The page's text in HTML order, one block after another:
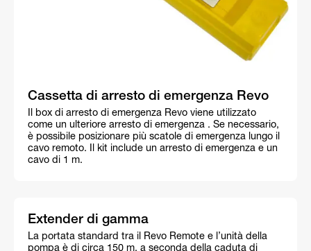
Cassetta di arresto di emergenza Revo
Il box di arresto di emergenza Revo viene utilizzato
come un ulteriore arresto di emergenza . Se necessario,
è possibile posizionare più scatole di emergenza lungo il
cavo remoto. Il kit include un arresto di emergenza e un
cavo di 1 m.
Extender di gamma
La portata standard tra il Revo Remote e l’unità della